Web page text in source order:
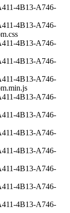
4B13-A746-
4B13-A746-
4B13-A746-
4B13-A746-
4B13-A746-
4B13-A746-
4B13-A746-
4B13-A746-
4B13-A746-
4B13-A746-
4B13-A746-
4B13-A746-